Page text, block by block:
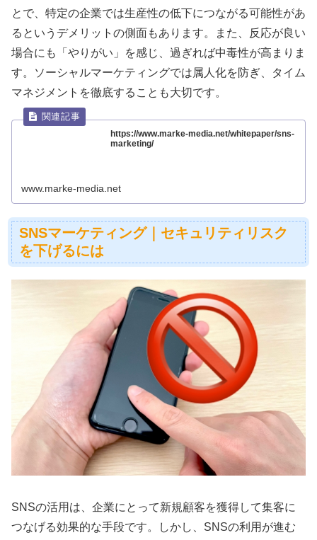
とで、特定の企業では生産性の低下につながる可能性があ
るというデメリットの側面もあります。
また、反応が良い
場合にも「やりがい」を感じ、過ぎれば中毒性が高まりま
す。ソーシャルマーケティングでは属人化を防ぎ、タイム
マネジメントを徹底することも大切です。
https://www.marke-media.net/whitepaper/sns-
marketing/
www.marke-media.net
SNSマーケティング｜セキュリティリスク
を下げるには
SNSの活用は、企業にとって新規顧客を獲得して集客に
つなげる効果的な手段です。しかし、SNSの利用が進む